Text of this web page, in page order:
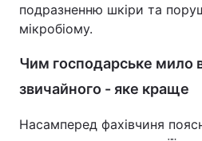
подразненню шкіри та
мікробіому.
Чим господарське мило
звичайного - яке краще
Насамперед фахівчиня